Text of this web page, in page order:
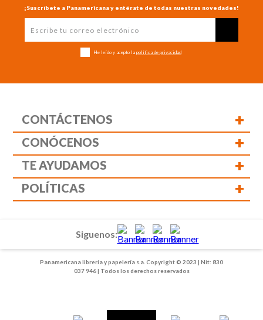
¡Suscríbete a Panamericana y entérate de todas nuestras novedades!
He leído y acepto la política de privacidad
CONTÁCTENOS +
CONÓCENOS +
TE AYUDAMOS +
POLÍTICAS +
Panamericana librería y papelería s.a. Copyright © 2023 | Nit: 830
037 946 | Todos los derechos reservados
Siguenos: